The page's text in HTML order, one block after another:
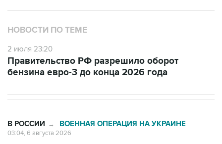
НОВОСТИ ПО ТЕМЕ
2 июля 23:20
бензина евро-3 до конца 2026 года
БПЛА атакуют Ярославскую область,